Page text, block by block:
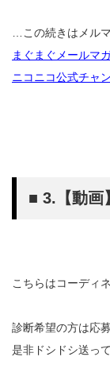
…この続きはメル
まぐまぐメールマ
ニコニコ公式チャ
■ 3.【動画
こちらはコーディ
診断希望の方は応募
是非ドシドシ送っ